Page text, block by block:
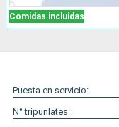
Comidas incluidas
Puesta en servicio:
N° tripunlates: